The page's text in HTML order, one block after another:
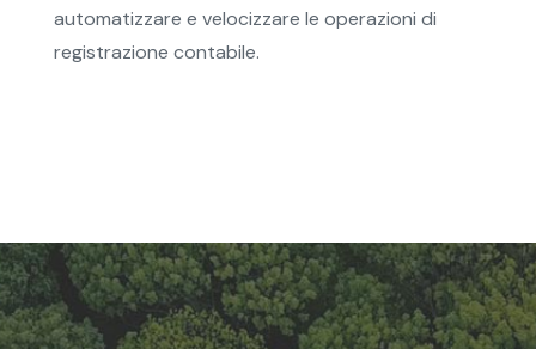
automatizzare e velocizzare le operazioni di
registrazione contabile.